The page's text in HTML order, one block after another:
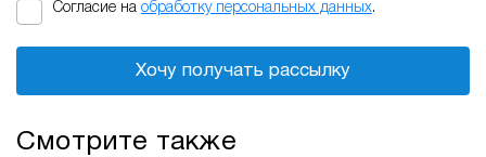
Согласие на обработку персональных данных.
Хочу получать рассылку
Смотрите также